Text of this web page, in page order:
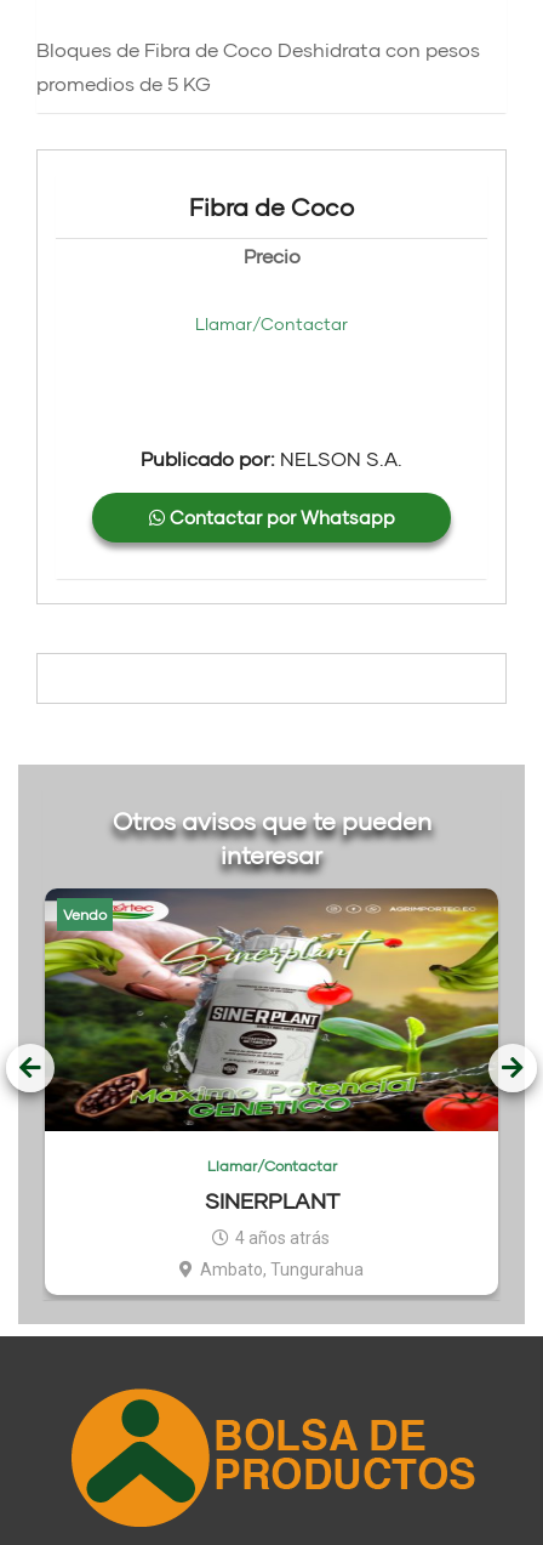
Bloques de Fibra de Coco Deshidrata con pesos
promedios de 5 KG
Fibra de Coco
Precio
Llamar/Contactar
Publicado por: NELSON S.A.
Contactar por Whatsapp
Otros avisos que te pueden
interesar
Vendo
Llamar/Contactar
SINERPLANT
4 años atrás
Ambato, Tungurahua